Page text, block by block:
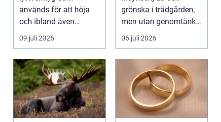
används för att höja
och ibland även
positionera tunga
objekt, so...
09 juli 2026
grönska i trädgården,
men utan genomtänkt
beskärning blir de...
06 juli 2026